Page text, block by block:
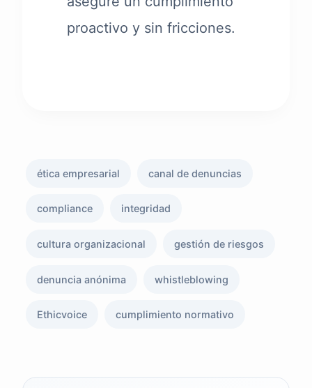
proactivo y sin fricciones.
ética empresarial canal de denuncias
compliance integridad
cultura organizacional gestión de riesgos
denuncia anónima whistleblowing
Ethicvoice cumplimiento normativo